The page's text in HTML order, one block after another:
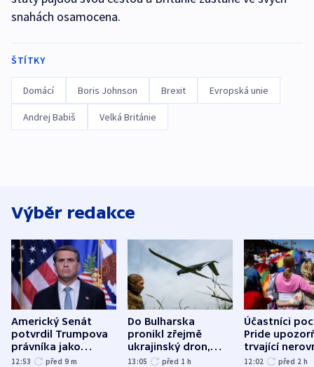
snahách osamocena.
ŠTÍTKY
Domácí Boris Johnson Brexit Evropská unie
Andrej Babiš Velká Británie
Výběr redakce
Americký Senát
potvrdil Trumpova
právníka jako
ministra
12:53 před 9 m
Do Bulharska
pronikl zřejmě
ukrajinský dron,
explodoval kilometr
13:05 před 1 h
Účastníci
Pride
trvající
12:02 před 2 h